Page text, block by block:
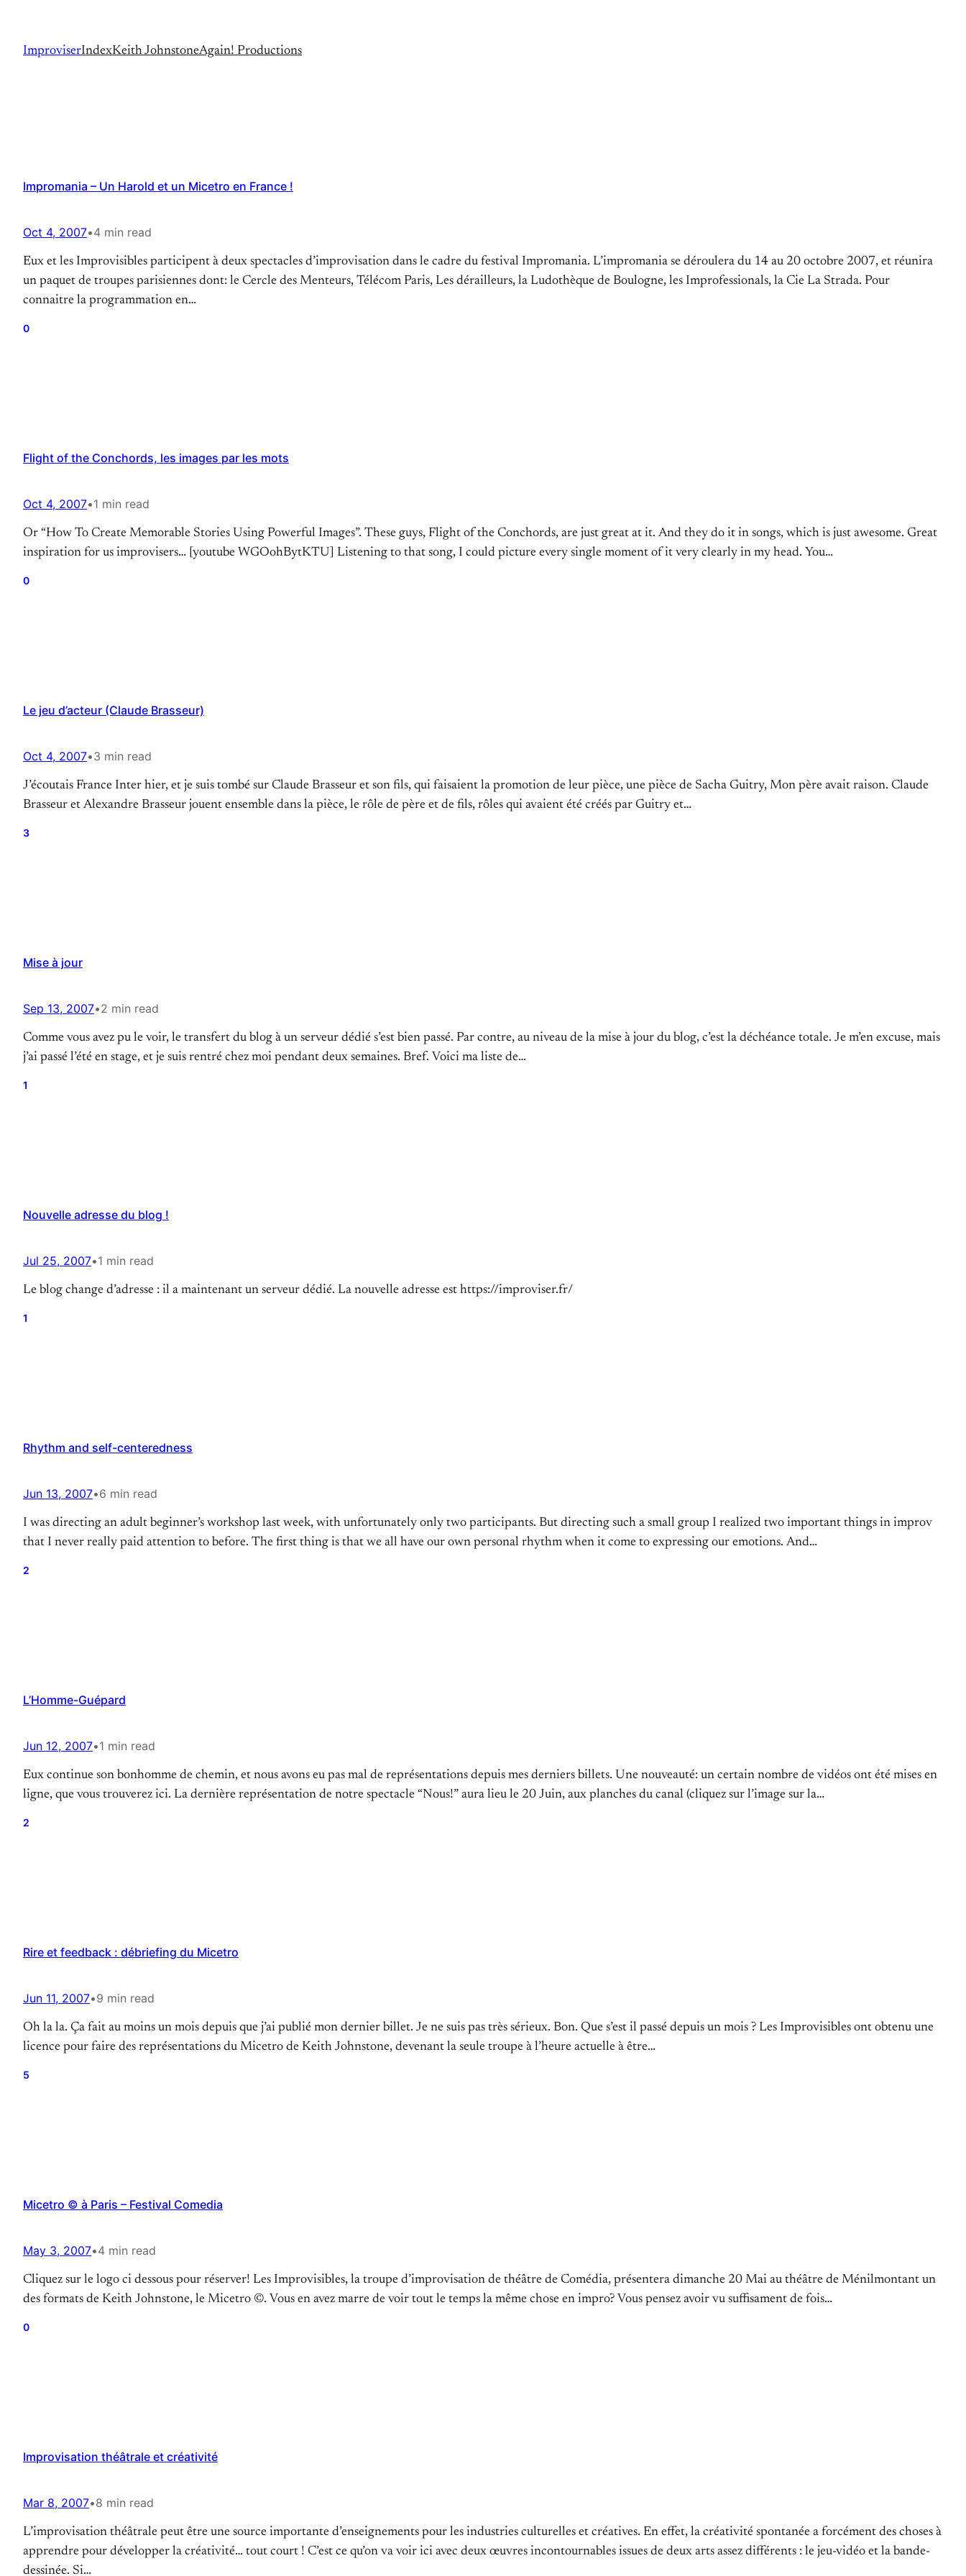
content
ImproviserIndexKeith JohnstoneAgain! Productions
Impromania – Un Harold et un Micetro en France !
Oct 4, 2007•4 min read
Eux et les Improvisibles participent à deux spectacles d’improvisation dans le cadre du festival Impromania. L’impromania se déroulera du 14 au 20 octobre 2007, et réunira
un paquet de troupes parisiennes dont: le Cercle des Menteurs, Télécom Paris, Les dérailleurs, la Ludothèque de Boulogne, les Improfessionals, la Cie La Strada. Pour
connaitre la programmation en…
0
Flight of the Conchords, les images par les mots
Oct 4, 2007•1 min read
Or “How To Create Memorable Stories Using Powerful Images”. These guys, Flight of the Conchords, are just great at it. And they do it in songs, which is just awesome. Great
inspiration for us improvisers… [youtube WGOohBytKTU] Listening to that song, I could picture every single moment of it very clearly in my head. You…
0
Le jeu d’acteur (Claude Brasseur)
Oct 4, 2007•3 min read
J’écoutais France Inter hier, et je suis tombé sur Claude Brasseur et son fils, qui faisaient la promotion de leur pièce, une pièce de Sacha Guitry, Mon père avait raison. Claude
Brasseur et Alexandre Brasseur jouent ensemble dans la pièce, le rôle de père et de fils, rôles qui avaient été créés par Guitry et…
3
Mise à jour
Sep 13, 2007•2 min read
Comme vous avez pu le voir, le transfert du blog à un serveur dédié s’est bien passé. Par contre, au niveau de la mise à jour du blog, c’est la déchéance totale. Je m’en excuse, mais
j’ai passé l’été en stage, et je suis rentré chez moi pendant deux semaines. Bref. Voici ma liste de…
1
Nouvelle adresse du blog !
Jul 25, 2007•1 min read
Le blog change d’adresse : il a maintenant un serveur dédié. La nouvelle adresse est https://improviser.fr/
1
Rhythm and self-centeredness
Jun 13, 2007•6 min read
I was directing an adult beginner’s workshop last week, with unfortunately only two participants. But directing such a small group I realized two important things in improv
that I never really paid attention to before. The first thing is that we all have our own personal rhythm when it come to expressing our emotions. And…
2
L’Homme-Guépard
Jun 12, 2007•1 min read
Eux continue son bonhomme de chemin, et nous avons eu pas mal de représentations depuis mes derniers billets. Une nouveauté: un certain nombre de vidéos ont été mises en
ligne, que vous trouverez ici. La dernière représentation de notre spectacle “Nous!” aura lieu le 20 Juin, aux planches du canal (cliquez sur l’image sur la…
2
Rire et feedback : débriefing du Micetro
Jun 11, 2007•9 min read
Oh la la. Ça fait au moins un mois depuis que j’ai publié mon dernier billet. Je ne suis pas très sérieux. Bon. Que s’est il passé depuis un mois ? Les Improvisibles ont obtenu une
licence pour faire des représentations du Micetro de Keith Johnstone, devenant la seule troupe à l’heure actuelle à être…
5
Micetro © à Paris – Festival Comedia
May 3, 2007•4 min read
Cliquez sur le logo ci dessous pour réserver! Les Improvisibles, la troupe d’improvisation de théâtre de Comédia, présentera dimanche 20 Mai au théâtre de Ménilmontant un
des formats de Keith Johnstone, le Micetro ©. Vous en avez marre de voir tout le temps la même chose en impro? Vous pensez avoir vu suffisament de fois…
0
Improvisation théâtrale et créativité
Mar 8, 2007•8 min read
L’improvisation théâtrale peut être une source importante d’enseignements pour les industries culturelles et créatives. En effet, la créativité spontanée a forcément des choses à
apprendre pour développer la créativité… tout court ! C’est ce qu’on va voir ici avec deux œuvres incontournables issues de deux arts assez différents : le jeu-vidéo et la bande-
dessinée. Si…